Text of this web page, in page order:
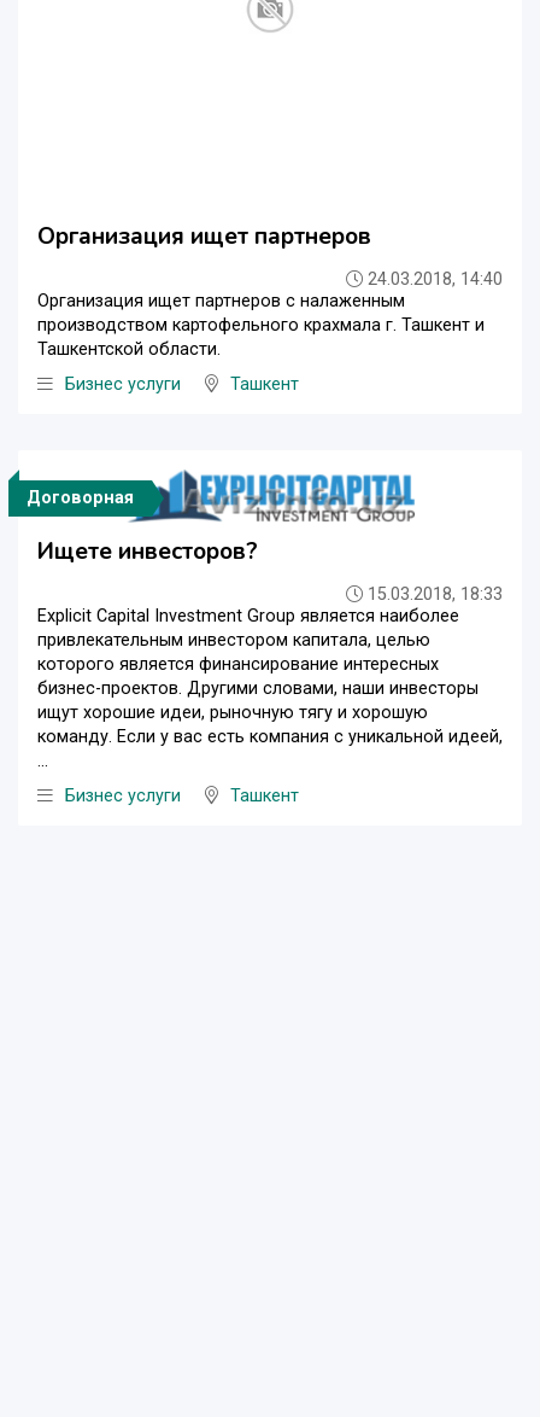
Организация ищет партнеров
24.03.2018, 14:40
Организация ищет партнеров с налаженным
производством картофельного крахмала г. Ташкент и
Ташкентской области.
Бизнес услуги
Ташкент
Договорная
Ищете инвесторов?
15.03.2018, 18:33
Explicit Capital Investment Group является наиболее
привлекательным инвестором капитала, целью
которого является финансирование интересных
бизнес-проектов. Другими словами, наши инвесторы
ищут хорошие идеи, рыночную тягу и хорошую
команду. Если у вас есть компания с уникальной идеей,
...
Бизнес услуги
Ташкент